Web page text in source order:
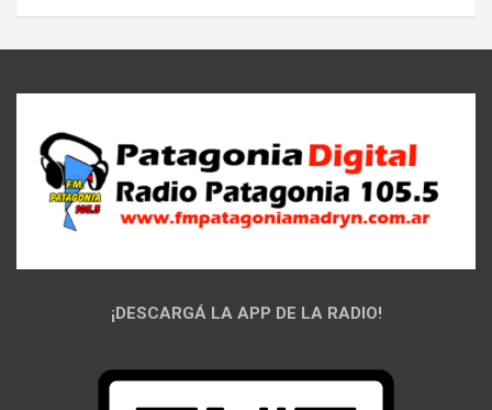
¡DESCARGÁ LA APP DE LA RADIO!